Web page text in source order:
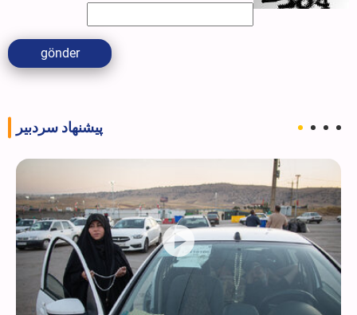
gönder
پیشنهاد سردبیر